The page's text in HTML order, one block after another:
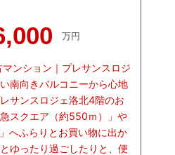
万円
マンション｜プレサンスロジ
南向きバルコニーから心地
サンスロジェ洛北4階のお
スクエア（約550ｍ）」や
へふらりとお買い物に出か
ゆったり過ごしたりと、便